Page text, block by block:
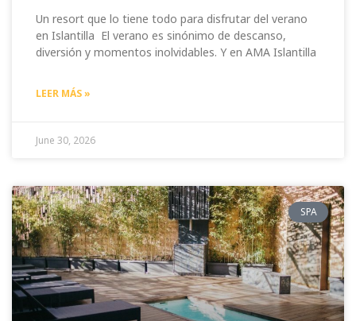
Un resort que lo tiene todo para disfrutar del verano
en Islantilla El verano es sinónimo de descanso,
diversión y momentos inolvidables. Y en AMA Islantilla
LEER MÁS »
June 30, 2026
SPA